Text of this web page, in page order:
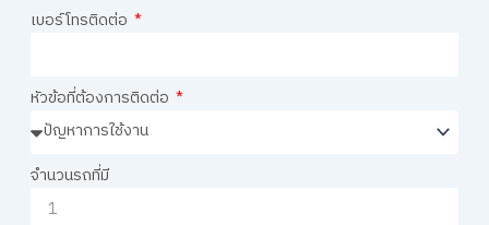
เบอร์โทรติดต่อ
หัวข้อที่ต้องการติดต่อ
จำนวนรถที่มี